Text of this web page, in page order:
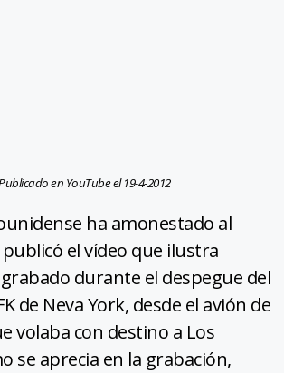
en YouTube el 19-4-2012
ha amonestado al
el vídeo que ilustra
durante el despegue del
de Neva York, desde el avión de
volaba con destino a Los
se aprecia en la grabación,